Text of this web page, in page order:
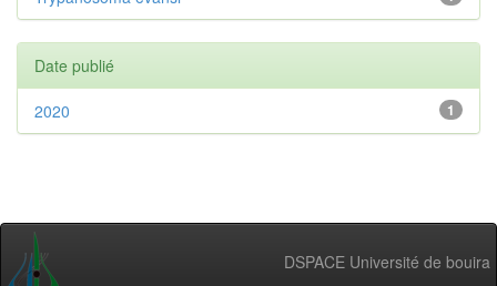
Date publié
1
2020
DSPACE Université de bouira